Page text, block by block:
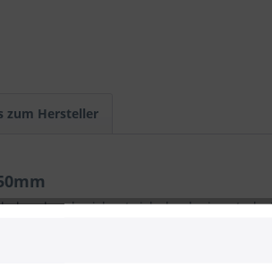
zum Hersteller
und zeichnet sich durch eine
eignet es sich insbesondere zum